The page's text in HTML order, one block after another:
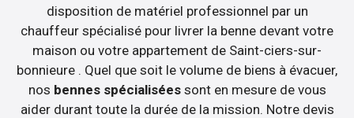
disposition de matériel professionnel par un
chauffeur spécialisé pour livrer la benne devant votre
maison ou votre appartement de Saint-ciers-sur-
bonnieure . Quel que soit le volume de biens à évacuer,
nos bennes spécialiséessont en mesure de vous
aider durant toute la durée de la mission. Notre devis